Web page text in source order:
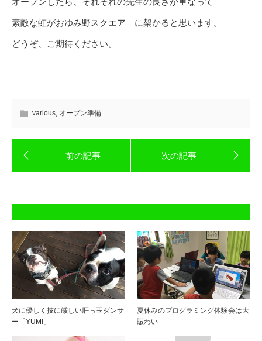
素敵な虹がおゆみ野スクエア―に架かると思います。
どうぞ、ご期待ください。
various, オープン準備
犬に優しく技に厳しい肝っ玉ダンサ
ー「YUMI」
夏休みのプログラミング体験会は大
賑わい